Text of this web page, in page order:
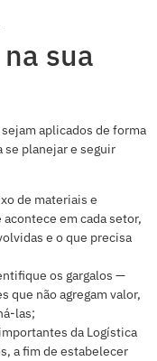
sua
aplicados de forma
se planejar e seguir
de materiais e
em cada setor,
e o que precisa
os gargalos —
que não agregam valor,
las;
da Logística
a fim de estabelecer